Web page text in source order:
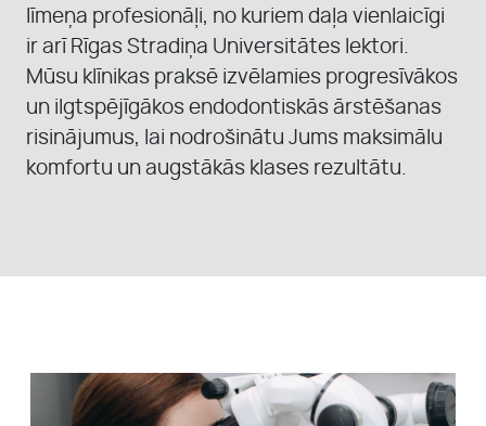
PIRMS UN PĒC
līmeņa profesionāļi, no kuriem daļa vienlaicīgi
ir arī Rīgas Stradiņa Universitātes lektori.
Mūsu klīnikas praksē izvēlamies progresīvākos
un ilgtspējīgākos endodontiskās ārstēšanas
risinājumus, lai nodrošinātu Jums maksimālu
komfortu un augstākās klases rezultātu.